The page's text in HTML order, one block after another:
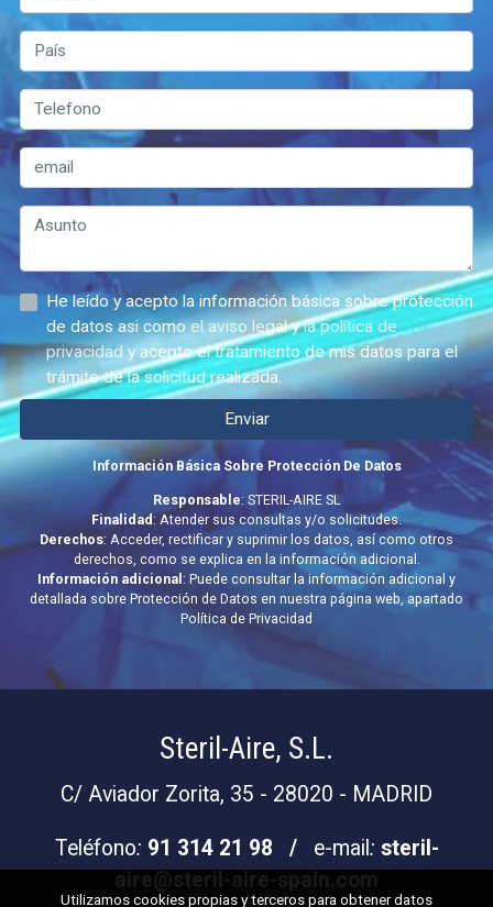
He leído y acepto la información básica sobre protección
de datos asi comoel aviso legalyla política de
privacidady acepto el tratamiento de mis datos para el
trámite de la solicitud realizada.
Enviar
Información Básica Sobre Protección De Datos
Responsable: STERIL-AIRE SL
Finalidad: Atender sus consultas y/o solicitudes.
Derechos: Acceder, rectificar y suprimir los datos, así como otros
derechos, como se explica en la información adicional.
Información adicional : Puede consultar la información adicional y
detallada sobre Protección de Datos en nuestra página web, apartado
Política de Privacidad
Steril-Aire, S.L.
C/ Aviador Zorita, 35 - 28020 - MADRID
Teléfono: 91 314 21 98 / e-mail: steril-
Utilizamos cookies propias y terceros para obtener datos